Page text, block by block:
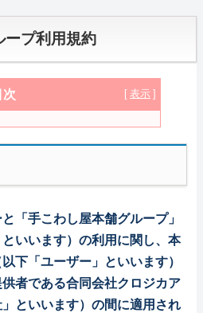
ープ利用規約
次
「手こわし屋本舗グループ」
といいます）の利用に関し、本
下「ユーザー」といいます）
者である合同会社クロジカア
といいます）の間に適用され